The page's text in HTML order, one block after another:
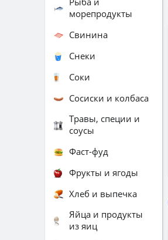
морепродукты
Свинина
Снеки
Соки
Сосиски и колбаса
Травы, специи и
соусы
Фаст-фуд
Фрукты и ягоды
Хлеб и выпечка
Яйца и продукты
из яиц